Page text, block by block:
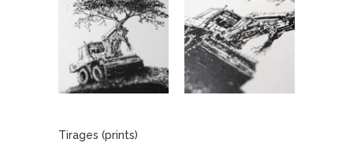
Tirages (prints)